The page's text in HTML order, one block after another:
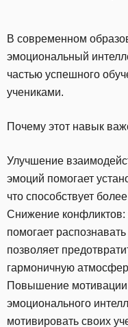
В современном
эмоциональный
частью успешного
учениками.
Почему этот навык
Улучшение
эмоций помогает
что способствует
Снижение
помогает
позволяет
гармоничную
Повышение
эмоционального
мотивировать своих